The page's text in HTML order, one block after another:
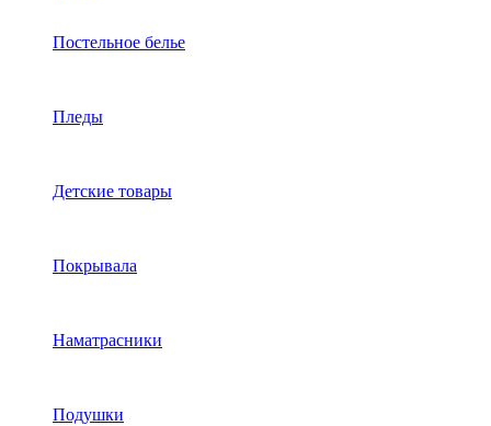
Постельное белье
Пледы
Детские товары
Покрывала
Наматрасники
Подушки